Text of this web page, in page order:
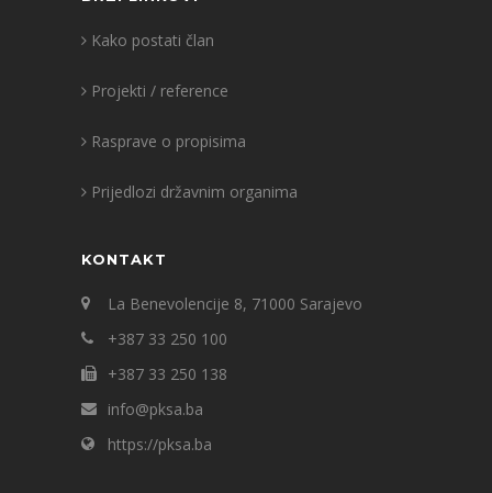
Kako postati član
Projekti / reference
Rasprave o propisima
Prijedlozi državnim organima
KONTAKT
La Benevolencije 8, 71000 Sarajevo
+387 33 250 100
+387 33 250 138
info@pksa.ba
https://pksa.ba